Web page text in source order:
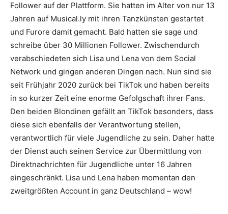
Follower auf der Plattform. Sie hatten im Alter von nur 13
Jahren auf Musical.ly mit ihren Tanzkünsten gestartet
und Furore damit gemacht. Bald hatten sie sage und
schreibe über 30 Millionen Follower. Zwischendurch
verabschiedeten sich Lisa und Lena von dem Social
Network und gingen anderen Dingen nach. Nun sind sie
seit Frühjahr 2020 zurück bei TikTok und haben bereits
in so kurzer Zeit eine enorme Gefolgschaft ihrer Fans.
Den beiden Blondinen gefällt an TikTok besonders, dass
diese sich ebenfalls der Verantwortung stellen,
verantwortlich für viele Jugendliche zu sein. Daher hatte
der Dienst auch seinen Service zur Übermittlung von
Direktnachrichten für Jugendliche unter 16 Jahren
eingeschränkt. Lisa und Lena haben momentan den
zweitgrößten Account in ganz Deutschland – wow!